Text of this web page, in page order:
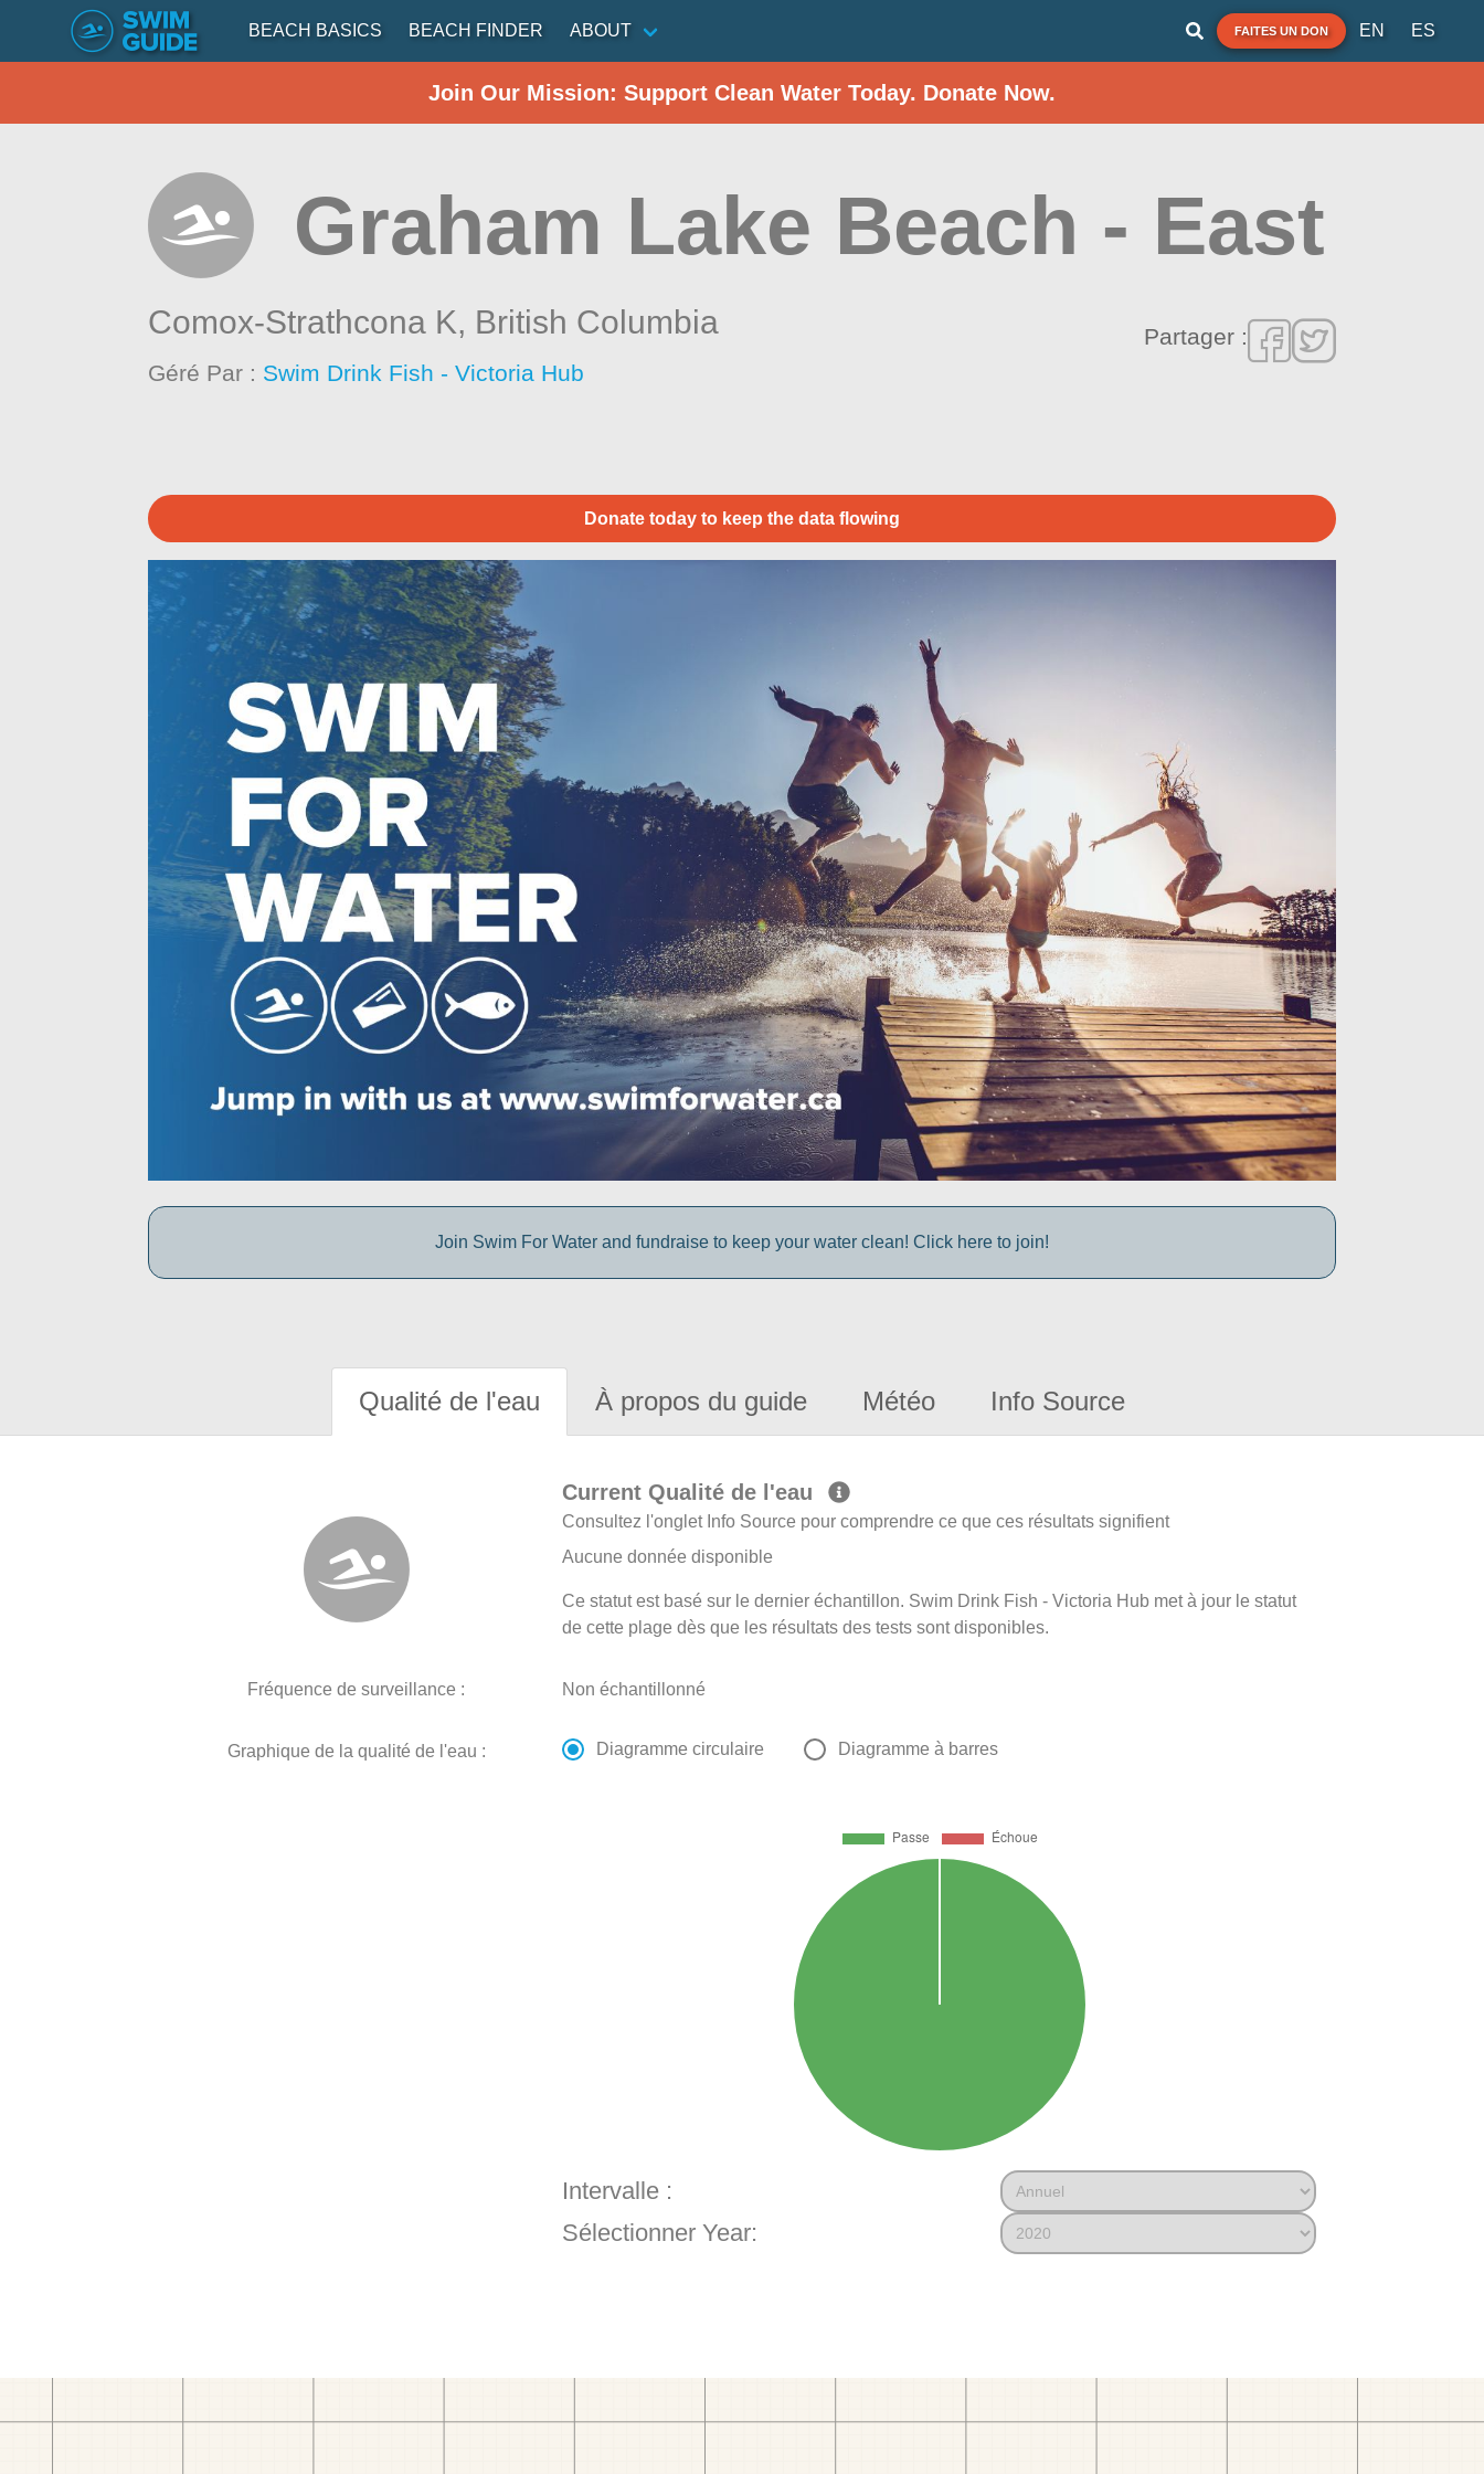
BEACH BASICS BEACH FINDER ABOUT FAITES UN DON EN ES
Join Our Mission: Support Clean Water Today. Donate Now.
Graham Lake Beach - East
Comox-Strathcona K, British Columbia
Géré Par : Swim Drink Fish - Victoria Hub
Partager :
Donate today to keep the data flowing
Join Swim For Water and fundraise to keep your water clean! Click here to join!
Qualité de l'eau À propos du guide Météo Info Source
Current Qualité de l'eau
Consultez l'onglet Info Source pour comprendre ce que ces résultats signifient
Aucune donnée disponible
Ce statut est basé sur le dernier échantillon. Swim Drink Fish - Victoria Hub met à jour le statut
de cette plage dès que les résultats des tests sont disponibles.
Fréquence de surveillance : Non échantillonné
Graphique de la qualité de l'eau : Diagramme circulaire Diagramme à barres
Intervalle :
Sélectionner Year: